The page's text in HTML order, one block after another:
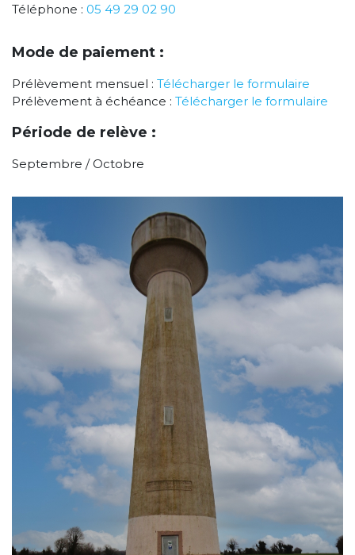
Téléphone : 05 49 29 02 90
Mode de paiement :
Prélèvement mensuel : Télécharger le formulaire
Prélèvement à échéance : Télécharger le formulaire
Période de relève :
Septembre / Octobre